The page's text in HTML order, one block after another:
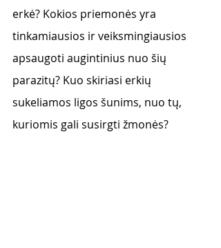
erkė? Kokios priemonės yra
tinkamiausios ir veiksmingiausios
apsaugoti augintinius nuo šių
parazitų? Kuo skiriasi erkių
sukeliamos ligos šunims, nuo tų,
kuriomis gali susirgti žmonės?